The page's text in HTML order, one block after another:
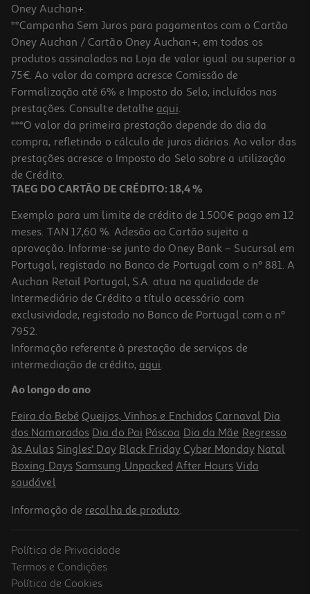
Leave-In Novex Oxygen Therapy 100ml
6.79 €/un
6,79 €
Creme Modelador Lola Plot Twist Guava 480g
15.19 €/un
15,19 €
-10%
Oney Auchan+.
**Campanha Sem Juros para pagamentos com o Cartão
Oney Auchan / Cartão Oney Auchan+, em todos os
produtos assinalados na Loja de valor igual ou superior a
75€. Ao valor da compra acresce Comissão de
Formalização até 6% e Imposto do Selo, incluídos nas
prestações. Consulte detalhe aqui.
***O valor da primeira prestação depende do dia da
compra, refletindo o cálculo de juros diários. Ao valor das
prestações acresce o Imposto do Selo sobre a utilização
de Crédito.
TAEG DO CARTÃO DE CRÉDITO: 18,4 %
Exemplo para um limite de crédito de 1.500€ pago em 12
meses. TAN 17,60 %. Adesão ao Cartão sujeita a
aprovação. Informe-se junto do Oney Bank – Sucursal em
Portugal, registado no Banco de Portugal com o nº 881. A
Auchan Retail Portugal, S.A. atua na qualidade de
Intermediário de Crédito a título acessório com
exclusividade, registado no Banco de Portugal com o nº
7952.
Informação referente à prestação de serviços de
intermediação de crédito, aqui.
Ao longo do ano
Feira do Bebé Queijos, Vinhos e Enchidos Carnaval Dia
dos Namorados Dia do Pai Páscoa Dia da Mãe Regresso
às Aulas Singles' Day Black Friday Cyber Monday Natal
Boxing Days Samsung Unpacked After Hours Vida
saudável
Informação de recolha de produto.
Política de Privacidade
Termos e Condições
Política de Cookies